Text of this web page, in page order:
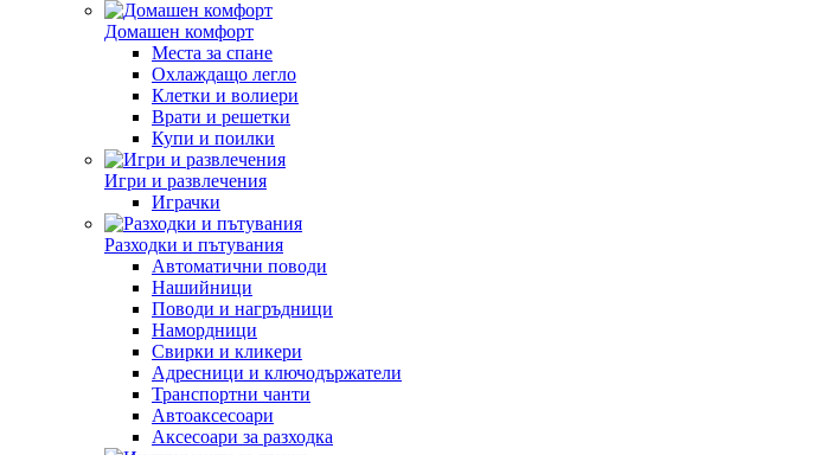
Домашен комфорт
Места за спане
Охлаждащо легло
Клетки и волиери
Врати и решетки
Купи и поилки
Игри и развлечения
Играчки
Разходки и пътувания
Автоматични поводи
Нашийници
Поводи и нагръдници
Намордници
Свирки и кликери
Адресници и ключодържатели
Транспортни чанти
Автоаксесоари
Аксесоари за разходка